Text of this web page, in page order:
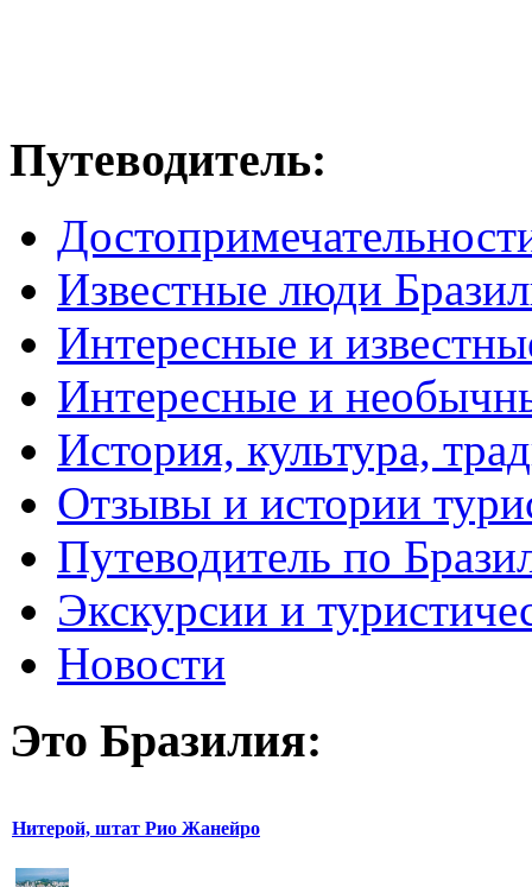
Путеводитель:
Известные люди
Интересные и
Интересные и
История, культура,
Отзывы и истории
Путеводитель по
Экскурсии и
Новости
Это Бразилия:
Нитерой, штат Рио Жанейро